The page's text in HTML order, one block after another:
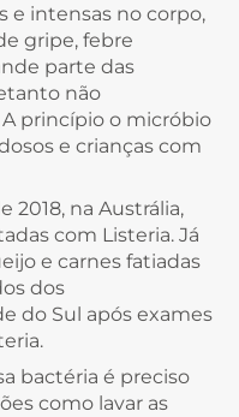
e intensas no corpo,
gripe, febre
parte das
não
princípio o micróbio
e crianças com
2018, na Austrália,
com Listeria. Já
e carnes fatiadas
dos
do Sul após exames
bactéria é preciso
como lavar as